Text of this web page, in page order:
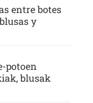
entre botes
y
potoen
blusak